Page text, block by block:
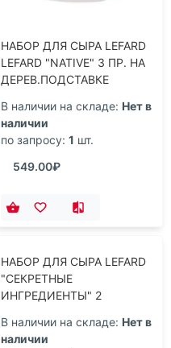
НАБОР ДЛЯ СЫРА LEFARD
LEFARD "NATIVE" 3 ПР. НА
ДЕРЕВ.ПОДСТАВКЕ
(КОР=12ШТ.)
В наличии на складе: Нет в
наличии
по запросу: 1 шт.
549.00₽